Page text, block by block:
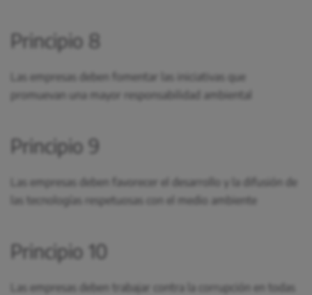
Principio 8
Las empresas deben fomentar las iniciativas que
promuevan una mayor responsabilidad ambiental
Principio 9
Las empresas deben favorecer el desarrollo y la difusión de
las tecnologías respetuosas con el medio ambiente
Principio 10
Las empresas deben trabajar contra la corrupción en todas